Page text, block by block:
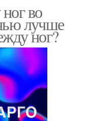
во
лучше
ног?